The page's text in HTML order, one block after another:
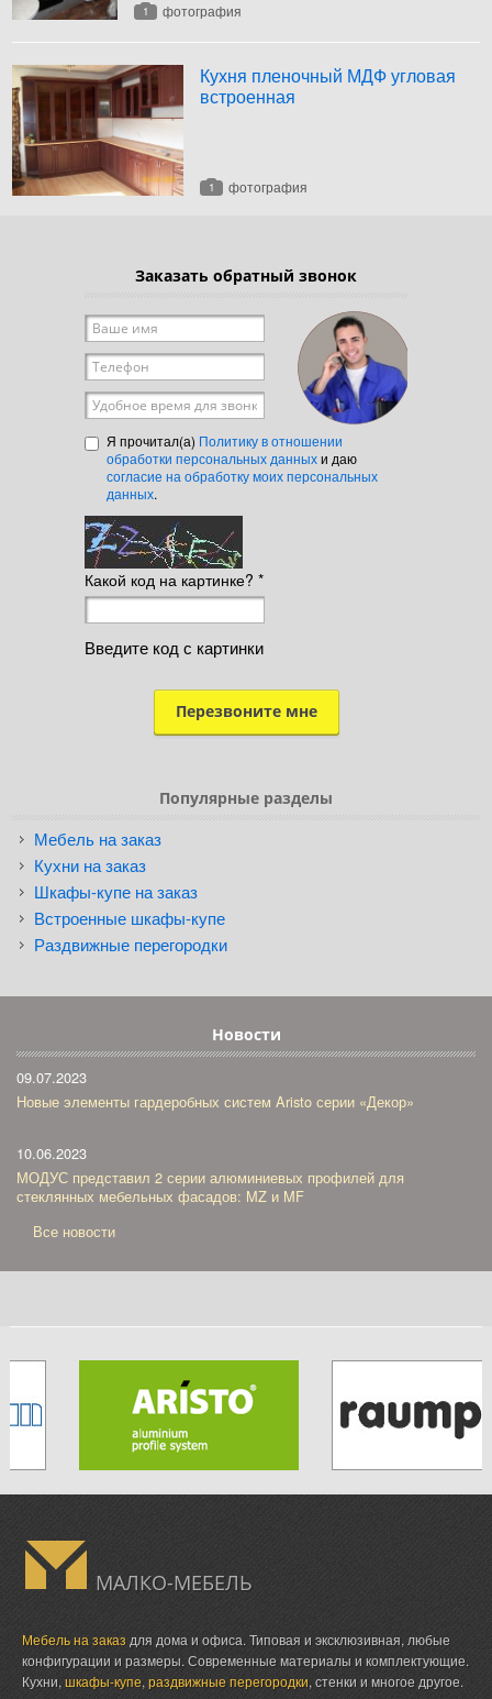
1 фотография
Кухня пленочный МДФ угловая
встроенная
1 фотография
Заказать обратный звонок
Ваше имя
Телефон
Удобное время для звонка
Я прочитал(а) Политику в отношении
обработки персональных данныхи даю
согласие на обработку моих персональных
данных.
Какой код на картинке? *
Введите код с картинки
Популярные разделы
Мебель на заказ
Кухни на заказ
Шкафы-купе на заказ
Встроенные шкафы-купе
Раздвижные перегородки
Новости
09.07.2023
Новые элементы гардеробных систем Aristo серии «Декор»
10.06.2023
МОДУС представил 2 серии алюминиевых профилей для
стеклянных мебельных фасадов: MZ и MF
Все новости
МАЛКО-МЕБЕЛЬ
Мебель на заказ для дома и офиса. Типовая и эксклюзивная, любые
конфигурации и размеры. Современные материалы и комплектующие.
Кухни, шкафы-купе, раздвижные перегородки, стенки и многое другое.